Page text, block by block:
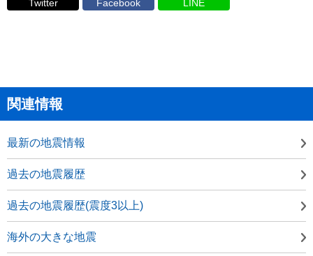
Twitter Facebook LINE
関連情報
最新の地震情報
過去の地震履歴
過去の地震履歴(震度3以上)
海外の大きな地震